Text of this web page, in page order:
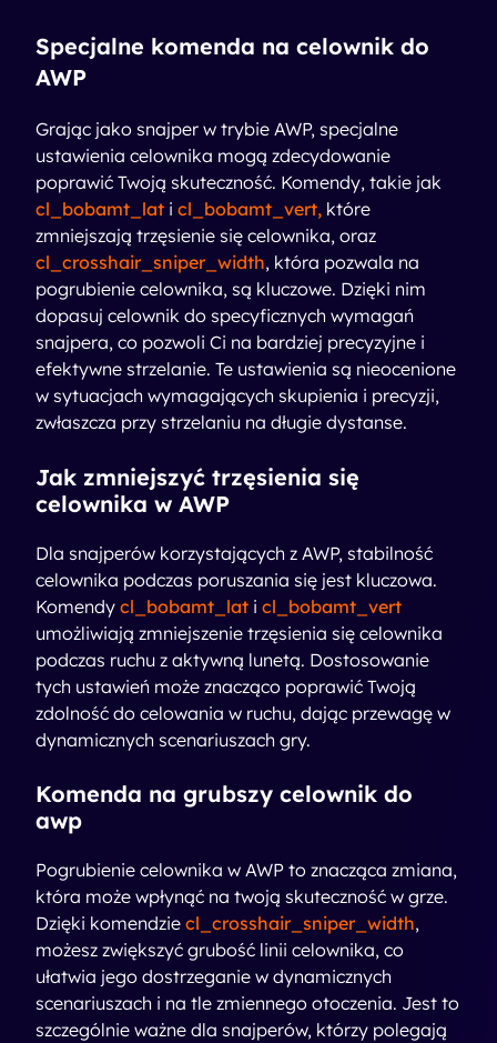
Specjalne komenda na celownik do
AWP
Grając jako snajper w trybie AWP, specjalne
ustawienia celownika mogą zdecydowanie
poprawić Twoją skuteczność. Komendy, takie jak
cl_bobamt_lat i cl_bobamt_vert, które
zmniejszają trzęsienie się celownika, oraz
cl_crosshair_sniper_width, która pozwala na
pogrubienie celownika, są kluczowe. Dzięki nim
dopasuj celownik do specyficznych wymagań
snajpera, co pozwoli Ci na bardziej precyzyjne i
efektywne strzelanie. Te ustawienia są nieocenione
w sytuacjach wymagających skupienia i precyzji,
zwłaszcza przy strzelaniu na długie dystanse.
Jak zmniejszyć trzęsienia się
celownika w AWP
Dla snajperów korzystających z AWP, stabilność
celownika podczas poruszania się jest kluczowa.
Komendycl_bobamt_lat icl_bobamt_vert
umożliwiają zmniejszenie trzęsienia się celownika
podczas ruchu z aktywną lunetą. Dostosowanie
tych ustawień może znacząco poprawić Twoją
zdolność do celowania w ruchu, dając przewagę w
dynamicznych scenariuszach gry.
Komenda na grubszy celownik do
awp
Pogrubienie celownika w AWP to znacząca zmiana,
która może wpłynąć na twoją skuteczność w grze.
Dzięki komendziecl_crosshair_sniper_width,
możesz zwiększyć grubość linii celownika, co
ułatwia jego dostrzeganie w dynamicznych
scenariuszach i na tle zmiennego otoczenia. Jest to
szczególnie ważne dla snajperów, którzy polegają